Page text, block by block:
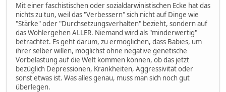
Mit einer faschistischen oder sozialdarwinistischen Ecke hat das
nichts zu tun, weil das "Verbessern" sich nicht auf Dinge wie
"Stärke" oder "Durchsetzungsverhalten" bezieht, sondern auf
das Wohlergehen ALLER. Niemand wird als "minderwertig"
betrachtet. Es geht darum, zu ermöglichen, dass Babies, um
ihrer selber willen, möglichst ohne negative genetische
Vorbelastung auf die Welt kommen können, ob das jetzt
bezüglich Depressionen, Krankheiten, Aggressivität oder
sonst etwas ist. Was alles genau, muss man sich noch gut
überlegen.